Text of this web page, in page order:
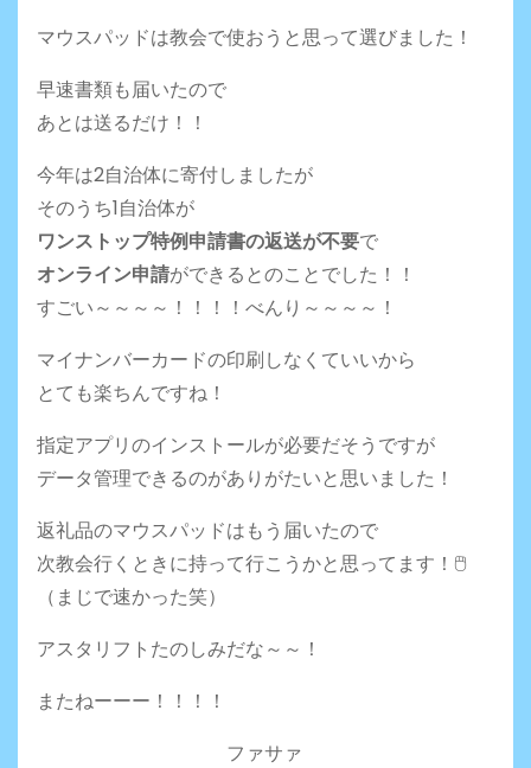
マウスパッドは教会で使おうと思って選びました！
早速書類も届いたので
あとは送るだけ！！
今年は2自治体に寄付しましたが
そのうち1自治体が
ワンストップ特例申請書の返送が不要で
オンライン申請ができるとのことでした！！
すごい～～～～！！！！べんり～～～～！
マイナンバーカードの印刷しなくていいから
とても楽ちんですね！
指定アプリのインストールが必要だそうですが
データ管理できるのがありがたいと思いました！
返礼品のマウスパッドはもう届いたので
次教会行くときに持って行こうかと思ってます！🖱
（まじで速かった笑）
アスタリフトたのしみだな～～！
またねーーー！！！！
ファサァ